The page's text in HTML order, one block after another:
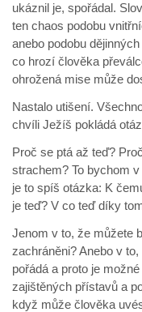
ukáznil je, spořádal.
ten chaos podobu
anebo podobu
co hrozí člověka
ohrožená mise může
Nastalo utišení.
chvíli Ježíš pokládá
Proč se ptá až teď?
strachem? To bychom
je to spíš otázka: K
je teď? V co teď díky
Jenom v to, že můžete
zachráněni? Anebo v
pořádá a proto je
zajištěných přístavů a
když může člověka